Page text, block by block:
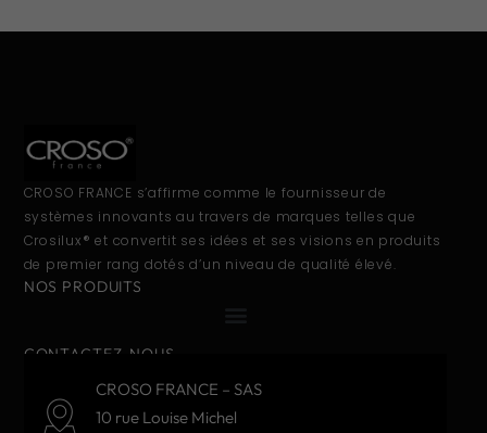
CROSO FRANCE s’affirme comme le fournisseur de
systèmes innovants au travers de marques telles que
Crosilux® et convertit ses idées et ses visions en produits
de premier rang dotés d’un niveau de qualité élevé.
NOS PRODUITS
CONTACTEZ-NOUS
CROSO FRANCE – SAS
10 rue Louise Michel